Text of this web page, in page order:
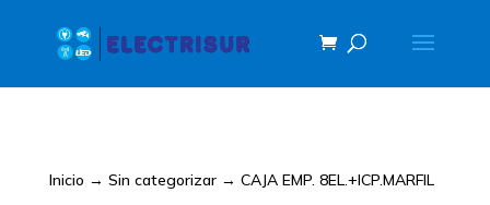
Inicio → Sin categorizar→ CAJA EMP. 8EL.+ICP.MARFIL